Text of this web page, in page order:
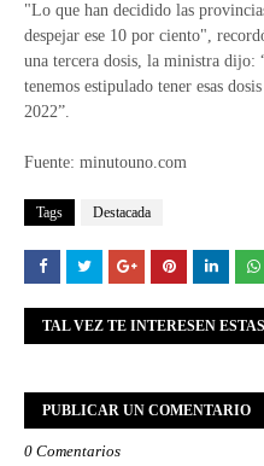
"Lo que han decidido las
despejar ese 10 por ciento",
una tercera dosis, la ministra dijo:
tenemos estipulado tener esas
2022”.
Fuente: minutouno.com
Tags Destacada
TAL VEZ TE INTERESEN
PUBLICAR UN COMENTARIO
0 Comentarios